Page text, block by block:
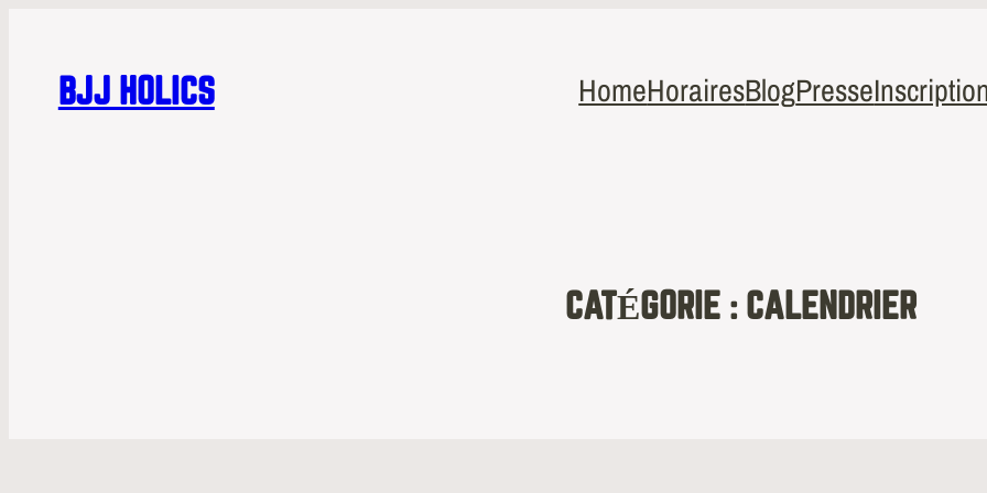
BJJ HOLICS HomeHorairesBlogPresse
CATÉGORIE : CALENDRIER